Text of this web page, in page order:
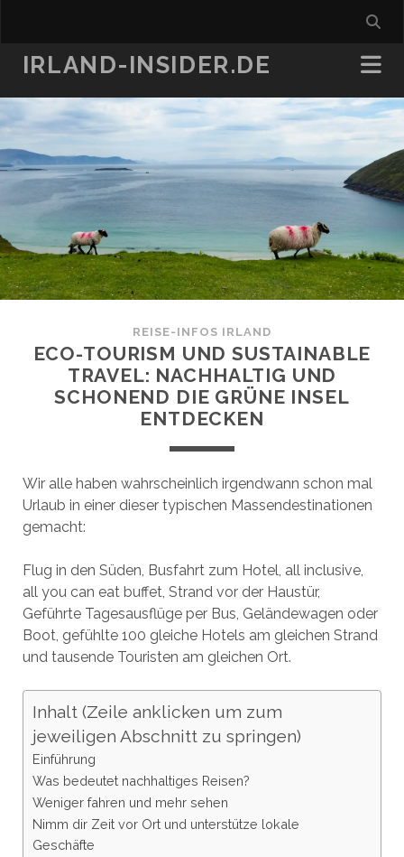
IRLAND-INSIDER.DE
REISE-INFOS IRLAND
ECO-TOURISM UND SUSTAINABLE
TRAVEL: NACHHALTIG UND
SCHONEND DIE GRÜNE INSEL
ENTDECKEN
Wir alle haben wahrscheinlich irgendwann schon mal
Urlaub in einer dieser typischen Massendestinationen
gemacht:
Flug in den Süden, Busfahrt zum Hotel, all inclusive,
all you can eat buffet, Strand vor der Haustür,
Geführte Tagesausflüge per Bus, Geländewagen oder
Boot, gefühlte 100 gleiche Hotels am gleichen Strand
und tausende Touristen am gleichen Ort.
Inhalt (Zeile anklicken um zum
jeweiligen Abschnitt zu springen)
Einführung
Was bedeutet nachhaltiges Reisen?
Weniger fahren und mehr sehen
Nimm dir Zeit vor Ort und unterstütze lokale
Geschäfte